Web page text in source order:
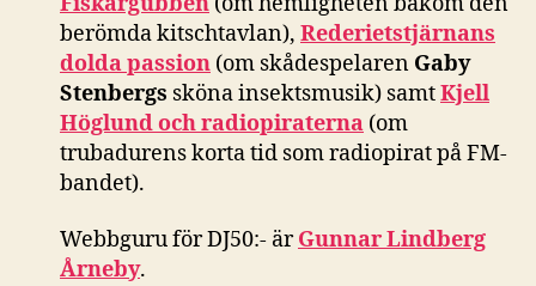
berömda kitschtavlan), Rederietstjärnans
dolda passion (om skådespelaren Gaby
Stenbergs sköna insektsmusik) samtKjell
Höglund och radiopiraterna (om
trubadurens korta tid som radiopirat på FM-
bandet).
Webbguru för DJ50:- ärGunnar Lindberg
Årneby.